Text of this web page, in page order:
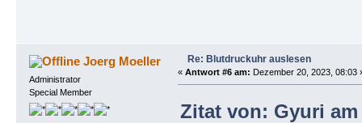
Joerg Moeller
Administrator
Special Member
Re: Blutdruckuhr auslesen
« Antwort #6 am: Dezember 20, 2023, 08:03
Zitat von: Gyuri am